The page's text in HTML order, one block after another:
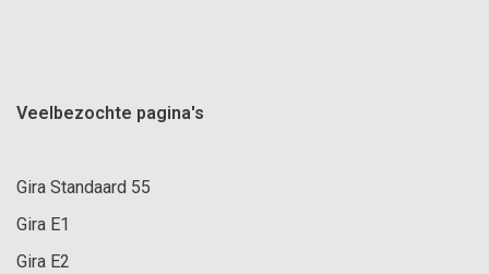
Veelbezochte pagina's
Gira Standaard 55
Gira E1
Gira E2